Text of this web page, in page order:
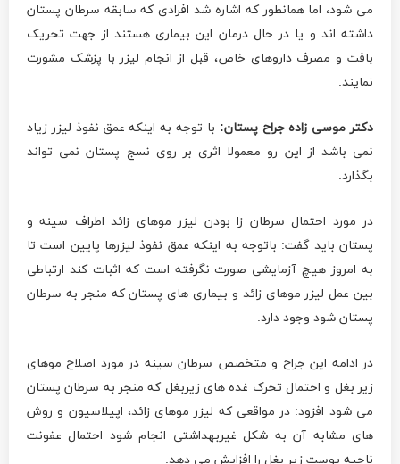
می شود، اما همانطور که اشاره شد افرادی که سابقه سرطان پستان
داشته اند و یا در حال درمان این بیماری هستند از جهت تحریک
بافت و مصرف داروهای خاص، قبل از انجام لیزر با پزشک مشورت
نمایند.
دکتر موسی زاده جراح پستان: با توجه به اینکه عمق نفوذ لیزر زیاد
نمی باشد از این رو معمولا اثری بر روی نسج پستان نمی تواند
بگذارد.
در مورد احتمال سرطان زا بودن لیزر موهای زائد اطراف سینه و
پستان باید گفت: باتوجه به اینکه عمق نفوذ لیزرها پایین است تا
به امروز هیچ آزمایشی صورت نگرفته است که اثبات کند ارتباطی
بین عمل لیزر موهای زائد و بیماری های پستان که منجر به سرطان
پستان شود وجود دارد.
در ادامه این جراح و متخصص سرطان سینه در مورد اصلاح موهای
زیر بغل و احتمال تحرک غده های زیربغل که منجر به سرطان پستان
می شود افزود: در مواقعی که لیزر موهای زائد، اپیلاسیون و روش
های مشابه آن به شکل غیربهداشتی انجام شود احتمال عفونت
ناحیه پوست زیر بغل را افزایش می دهد.